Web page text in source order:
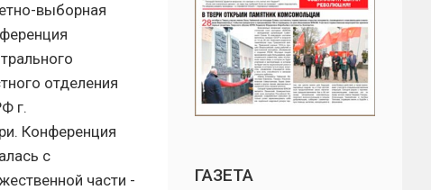
выборная
отделения
г.
Конференция
с
части -
ГАЗЕТА